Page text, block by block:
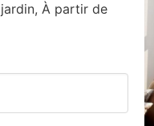
À partir de